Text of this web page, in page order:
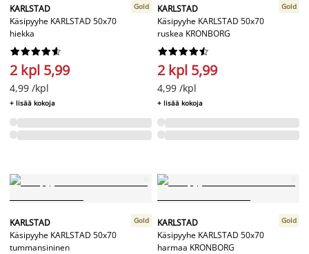
KARLSTAD
Käsipyyhe KARLSTAD 50x70
hiekka
Gold






2 kpl 5,99
4,99 /kpl
+ lisää kokoja
KARLSTAD
Käsipyyhe KARLSTAD 50x70
ruskea KRONBORG
Gold






2 kpl 5,99
4,99 /kpl
+ lisää kokoja
KARLSTAD
Käsipyyhe KARLSTAD 50x70
tummansininen
Gold
KARLSTAD
Käsipyyhe KARLSTAD 50x70
harmaa KRONBORG
Gold